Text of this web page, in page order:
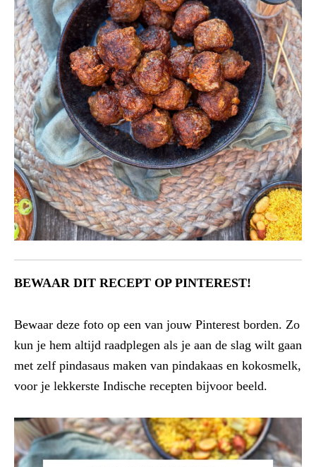
BEWAAR DIT RECEPT OP PINTEREST!
Bewaar deze foto op een van jouw Pinterest borden. Zo
kun je hem altijd raadplegen als je aan de slag wilt gaan
met zelf pindasaus maken van pindakaas en kokosmelk,
voor je lekkerste Indische recepten bijvoor beeld.